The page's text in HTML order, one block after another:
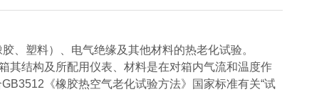
、塑料）、电气绝缘及其他材料的热老化试验。
其结构及所配用仪表、材料是在对箱内气流和温度作
《橡胶热空气老化试验方法》国家标准有关“试